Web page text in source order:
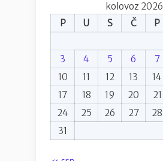
kolovoz 2026
P
U S Č P
3
4 5 6 7
10
11 12 13 14
17
18 19 20 21
24
25 26 27 28
31